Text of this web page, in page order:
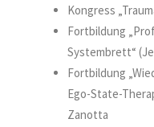
Kongress
Fortbildung
Systembrett“
Fortbildung
Ego-State-
Zanotta